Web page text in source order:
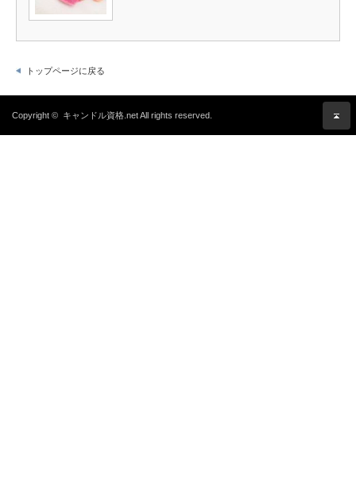
トップページに戻る
Copyright © キャンドル資格.netAll rights reserved.